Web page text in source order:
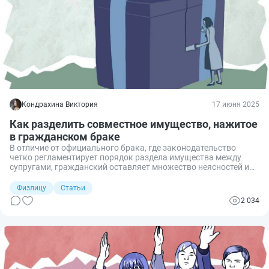
Кондрахина Виктория 17 июня 2025
Как разделить совместное имущество, нажитое
в гражданском браке
В отличие от официального брака, где законодательство
четко регламентирует порядок раздела имущества между
супругами, гражданский оставляет множество неясностей и
гражданском браке, чтобы не потерять его при разделе, и как
делится такое имущество? Отвечаю на эти и другие вопросы.
Физлицу
Статьи
2 034